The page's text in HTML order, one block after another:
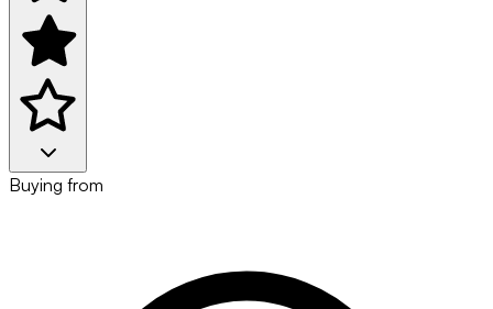
Buying from